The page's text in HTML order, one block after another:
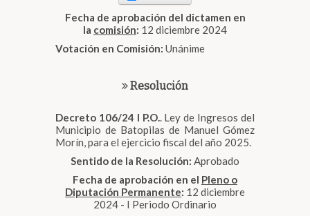
Fecha de aprobación del dictamen en
la comisión: 12 diciembre 2024
Votación en Comisión: Unánime
Resolución
Decreto 106/24 I P.O.. Ley de Ingresos del
Municipio de Batopilas de Manuel Gómez
Morín, para el ejercicio fiscal del año 2025.
Sentido de la Resolución: Aprobado
Fecha de aprobación en el Pleno o
Diputación Permanente: 12 diciembre
2024 - I Periodo Ordinario